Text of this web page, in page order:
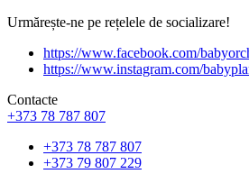
Urmărește-ne pe rețelele de socializare!
https://www.facebook.com/
https://www.instagram.com/
Contacte
+373 78 787 807
+373 78 787 807
+373 79 807 229